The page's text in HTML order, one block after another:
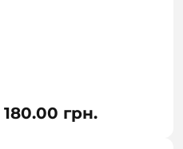
180.00 грн.